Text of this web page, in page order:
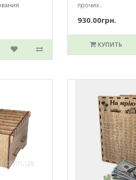
прочих..
930.00грн.
КУПИТЬ